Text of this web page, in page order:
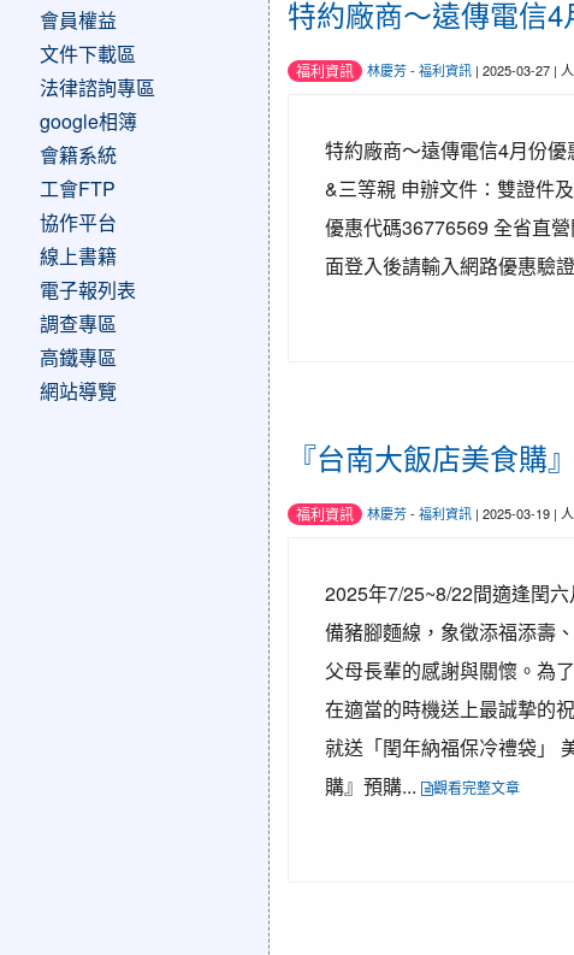
特約廠商～遠傳電信
福利資訊 林慶芳- 福利資訊 | 2025-03-27 |
特約廠商～遠傳電信4月份
&三等親 申辦文件∶雙證件
優惠代碼36776569 全省直
面登入後請輸入網路優惠驗
『台南大飯店美食購
福利資訊 林慶芳- 福利資訊 | 2025-03-19 |
2025年7/25~8/22間適逢閏
備豬腳麵線，象徵添福添壽
父母長輩的感謝與關懷。為
在適當的時機送上最誠摯的
就送「閏年納福保冷禮袋」
購』預購...
觀看完整文章
會員權益
文件下載區
法律諮詢專區
google相簿
會籍系統
工會FTP
協作平台
線上書籍
電子報列表
調查專區
高鐵專區
網站導覽